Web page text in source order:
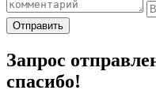
Отправить
Запрос
спасибо!